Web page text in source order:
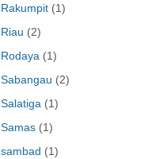
Rakumpit (1)
Riau (2)
Rodaya (1)
Sabangau (2)
Salatiga (1)
Samas (1)
sambad (1)